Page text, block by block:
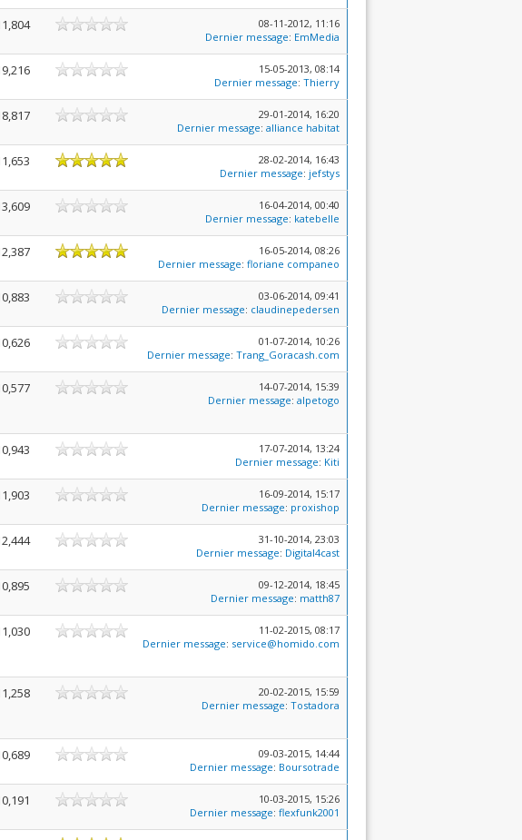
08-11-2012, 11:16
Dernier message: EmMedia
15-05-2013, 08:14
Dernier message: Thierry
29-01-2014, 16:20
Dernier message: alliance habitat
28-02-2014, 16:43
Dernier message: jefstys
16-04-2014, 00:40
Dernier message: katebelle
16-05-2014, 08:26
Dernier message: floriane companeo
03-06-2014, 09:41
Dernier message: claudinepedersen
01-07-2014, 10:26
Dernier message: Trang_Goracash.com
14-07-2014, 15:39
Dernier message: alpetogo
17-07-2014, 13:24
Dernier message: Kiti
16-09-2014, 15:17
Dernier message: proxishop
31-10-2014, 23:03
Dernier message: Digital4cast
09-12-2014, 18:45
Dernier message: matth87
11-02-2015, 08:17
Dernier message: service@homido.com
20-02-2015, 15:59
Dernier message: Tostadora
09-03-2015, 14:44
Dernier message: Boursotrade
10-03-2015, 15:26
Dernier message: flexfunk2001